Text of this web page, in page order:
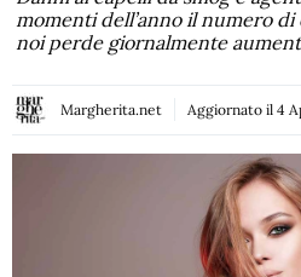
momenti dell’anno il numero
noi perde giornalmente
Margherita.net Aggiornato il 4